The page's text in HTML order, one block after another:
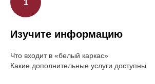
Изучите информацию
Что входит в «белый каркас»
Какие дополнительные услуги доступны